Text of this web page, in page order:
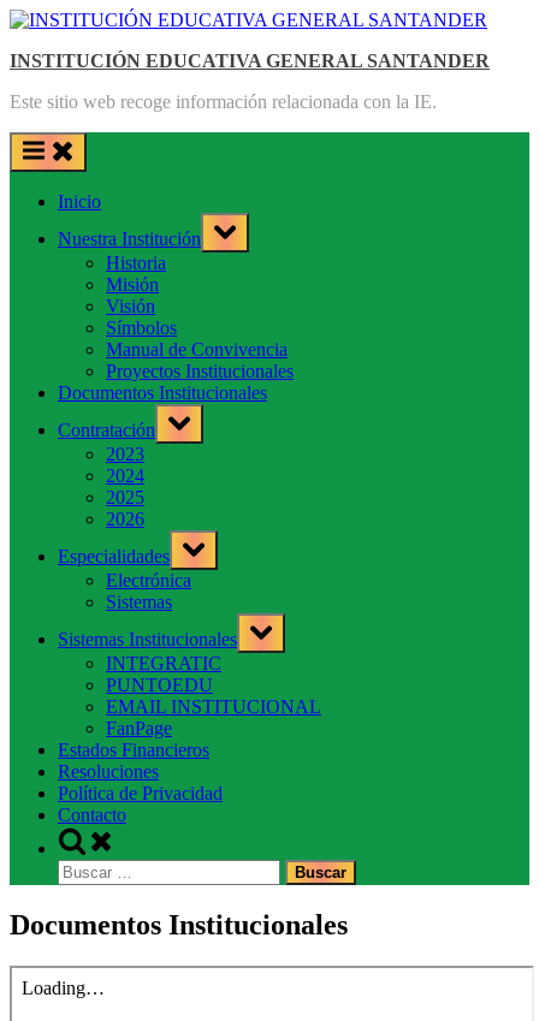
Saltar
contenido
INSTITUCIÓN EDUCATIVA GENERAL SANTANDER
Este sitio web recoge información relacionada con la IE.
Inicio
Nuestra Institución
Toggle
sub-
Historia
Misión
Visión
Símbolos
Manual de Convivencia
Proyectos Institucionales
Documentos Institucionales
Contratación
Toggle
sub-
2023
2024
2025
2026
Especialidades
Toggle
sub-
menu
Electrónica
Sistemas
Sistemas Institucionales
Toggle
sub-
INTEGRATIC
PUNTOEDU
EMAIL INSTITUCIONAL
FanPage
Estados Financieros
Resoluciones
Política de Privacidad
Contacto
Toggle
search
form
Buscar:
Documentos Institucionales